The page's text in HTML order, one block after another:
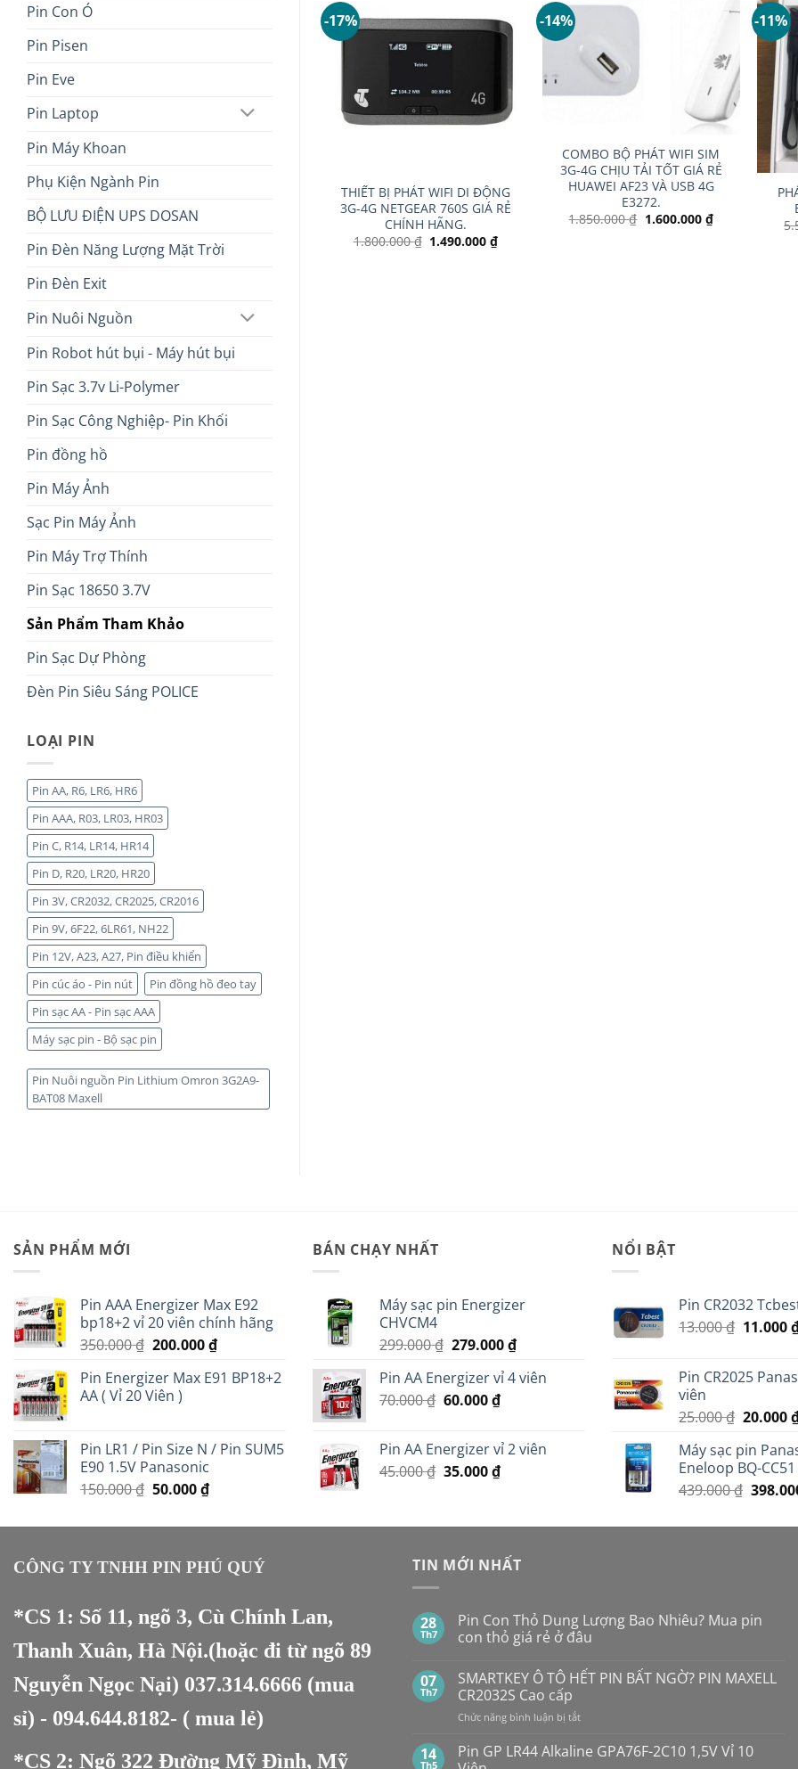
Pin Con Ó
Pin Pisen
Pin Eve
Pin Laptop
Pin Máy Khoan
Phụ Kiện Ngành Pin
BỘ LƯU ĐIỆN UPS DOSAN
Pin Đèn Năng Lượng Mặt Trời
Pin Đèn Exit
Pin Nuôi Nguồn
Pin Robot hút bụi - Máy hút bụi
Pin Sạc 3.7v Li-Polymer
Pin Sạc Công Nghiệp- Pin Khối
Pin đồng hồ
Pin Máy Ảnh
Sạc Pin Máy Ảnh
Pin Máy Trợ Thính
Pin Sạc 18650 3.7V
Sản Phẩm Tham Khảo
Pin Sạc Dự Phòng
Đèn Pin Siêu Sáng POLICE
LOẠI PIN
Pin AA, R6, LR6, HR6
Pin AAA, R03, LR03, HR03
Pin C, R14, LR14, HR14
Pin D, R20, LR20, HR20
Pin 3V, CR2032, CR2025, CR2016
Pin 9V, 6F22, 6LR61, NH22
Pin 12V, A23, A27, Pin điều khiển
Pin cúc áo - Pin nút
Pin đồng hồ đeo tay
Pin sạc AA - Pin sạc AAA
Máy sạc pin - Bộ sạc pin
Pin Nuôi nguồn Pin Lithium Omron 3G2A9-
BAT08 Maxell
-17%
THIẾT BỊ PHÁT WIFI DI ĐỘNG
3G-4G NETGEAR 760S GIÁ RẺ
CHÍNH HÃNG.
1.800.000₫ Giá
1.490.000₫Giá
-14%
COMBO BỘ PHÁT WIFI SIM
3G-4G CHỊU TẢI TỐT GIÁ RẺ
HUAWEI AF23 VÀ USB 4G
E3272.
1.850.000₫ Giá
1.600.000 ₫Giá
hiện
-11%
800mah 3v
BỘ PHÁT WIFI TỪ SIM 3G/4G
HUAWEI E5372S-32 TỐC ĐỘ
CAO 150 MBPS
SẢN PHẨM MỚI
Pin AAA Energizer Max E92
bp18+2 vỉ 20 viên chính hãng
350.000₫ Giá
là:
350.000 ₫.
200.000₫Giá
tại
Pin Energizer Max E91 BP18+2
AA ( Vỉ 20 Viên )
Pin LR1 / Pin Size N / Pin SUM5
E90 1.5V Panasonic
150.000₫ Giá
là:
50.000₫Giá
tại
50.000 ₫.
BÁN CHẠY NHẤT
Máy sạc pin Energizer
CHVCM4
299.000₫ Giá
là:
299.000 ₫.
279.000₫Giá
tại
Pin AA Energizer vỉ 4 viên
70.000₫ Giá
70.000 ₫.
60.000₫Giá
là:
60.000 ₫.
Pin AA Energizer vỉ 2 viên
45.000₫ Giá
45.000 ₫.
35.000₫Giá
là:
NỔI BẬT
Pin CR2032
13.000₫ Giá
13.000
11.000
Pin CR2025
viên
25.000₫ Giá
là:
25.000
20.000
Máy sạc pin
Eneloop BQ-CC51
439.000₫ Giá
là:
CÔNG TY TNHH PIN PHÚ QUÝ
*CS 1: Số 11, ngõ 3, Cù Chính Lan,
Thanh Xuân, Hà Nội.(hoặc đi từ ngõ 89
Nguyễn Ngọc Nại) 037.314.6666 (mua
sỉ) - 094.644.8182- ( mua lẻ)
*CS 2: Ngõ 322 Đường Mỹ Đình, Mỹ
TIN MỚI NHẤT
28
Th7
Pin Con Thỏ Dung Lượng Bao Nhiêu? Mua pin
con thỏ giá rẻ ở đâu
bình
luận
ở
Pin
Con
Dung
Lượng
07
Th7
SMARTKEY Ô TÔ HẾT PIN BẤT NGỜ? PIN MAXELL
CR2032S Cao cấp
Chức năng bình luận bị tắtở
Ô
14
Th5
Pin GP LR44 Alkaline GPA76F-2C10 1,5V Vỉ 10